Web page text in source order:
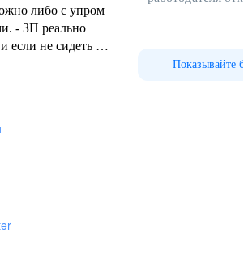
DNS Сервис:
и большой опыт в ремонте
команду единомышленников
и молодой коллектив»,
либо с упром
- ЗП реально
если не сидеть на
сам не будешь
то и
(смотря
месте
популярным
в
время. Если
Показывайте